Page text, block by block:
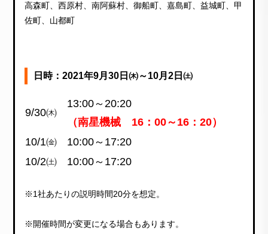
高森町、西原村、南阿蘇村、御船町、嘉島町、益城町、甲
佐町、山都町
日時：2021年9月30日㈭～10月2日㈯
9/30㈭
13:00～20:20
（南星機械 16：00～16：20）
10/1㈮
10:00～17:20
10/2㈯
10:00～17:20
※1社あたりの説明時間20分を想定。
※開催時間が変更になる場合もあります。